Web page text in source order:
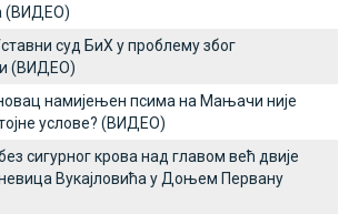
(ВИДЕО)
суд БиХ у проблему због
(ВИДЕО)
намијењен псима на Мањачи није
услове? (ВИДЕО)
сигурног крова над главом већ двије
Вукајловића у Доњем Первану